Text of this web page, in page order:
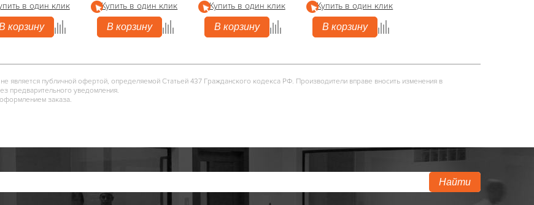
в один клик
корзину
Купить в один клик
В корзину
Купить в один клик
В корзину
Купить в один клик
В корзину
является публичной офертой, определяемой Статьей 437 Гражданского кодекса РФ. Производители вправе вносить изменения в
предварительного уведомления.
заказа.
Найти